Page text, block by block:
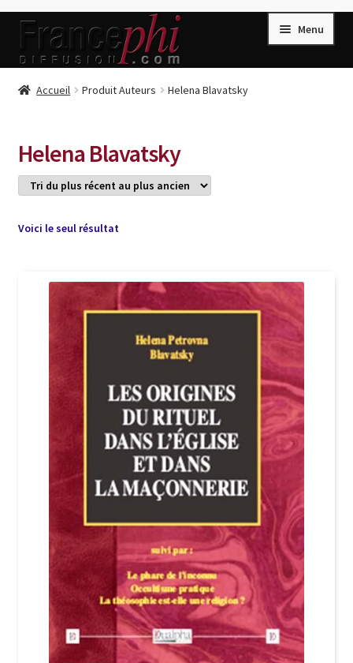
Aller
la
Aller
contenu
Menu
Accueil
Conditions de Vente
Connection
Listes d’Envies
Livres de Peter Randa
Livres de Philippe Randa
Login Customizer
Nous Contacter
Politique de confidentialité et cookies
Qui sommes-nous ?
Soutien à Philippe Randa
Suivi de la Commande
Accueil Produit Auteurs Helena Blavatsky
Helena Blavatsky
Voici le seul résultat